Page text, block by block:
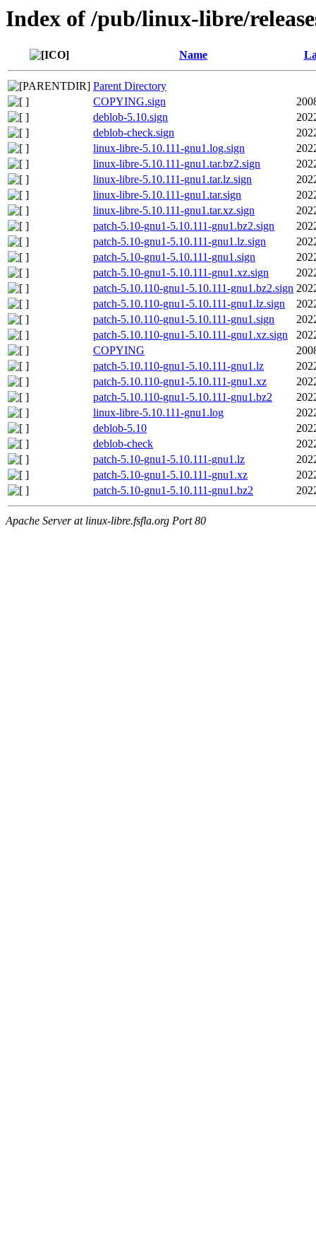
Index of /pub/linux-libre/
Name
Parent Directory
COPYING.sign
deblob-5.10.sign
deblob-check.sign
linux-libre-5.10.111-gnu1.log.sign
linux-libre-5.10.111-gnu1.tar.bz2.sign
linux-libre-5.10.111-gnu1.tar.lz.sign
linux-libre-5.10.111-gnu1.tar.sign
linux-libre-5.10.111-gnu1.tar.xz.sign
patch-5.10-gnu1-5.10.111-gnu1.bz2.sign
patch-5.10-gnu1-5.10.111-gnu1.lz.sign
patch-5.10-gnu1-5.10.111-gnu1.sign
patch-5.10-gnu1-5.10.111-gnu1.xz.sign
patch-5.10.110-gnu1-5.10.111-gnu1.bz2.sign
patch-5.10.110-gnu1-5.10.111-gnu1.lz.sign
patch-5.10.110-gnu1-5.10.111-gnu1.sign
patch-5.10.110-gnu1-5.10.111-gnu1.xz.sign
COPYING
patch-5.10.110-gnu1-5.10.111-gnu1.lz
patch-5.10.110-gnu1-5.10.111-gnu1.xz
patch-5.10.110-gnu1-5.10.111-gnu1.bz2
linux-libre-5.10.111-gnu1.log
deblob-5.10
deblob-check
patch-5.10-gnu1-5.10.111-gnu1.lz
patch-5.10-gnu1-5.10.111-gnu1.xz
patch-5.10-gnu1-5.10.111-gnu1.bz2
Apache Server at linux-libre.fsfla.org Port 80